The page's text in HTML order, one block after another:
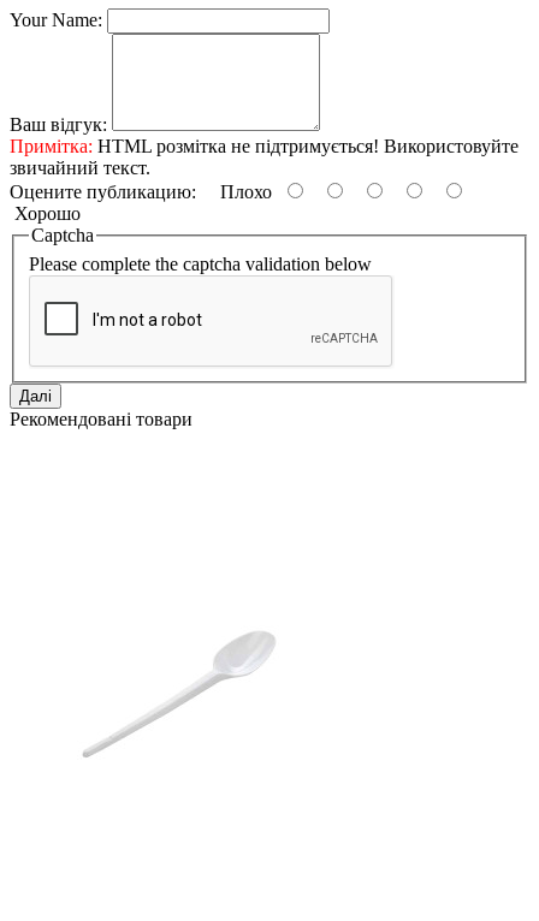
Your Name:
Ваш відгук:
Примітка: HTML розмітка не підтримується! Використовуйте
звичайний текст.
Оцените публикацию:
Плохо
Хорошо
Captcha
Please complete the captcha validation below
Далі
Рекомендовані товари